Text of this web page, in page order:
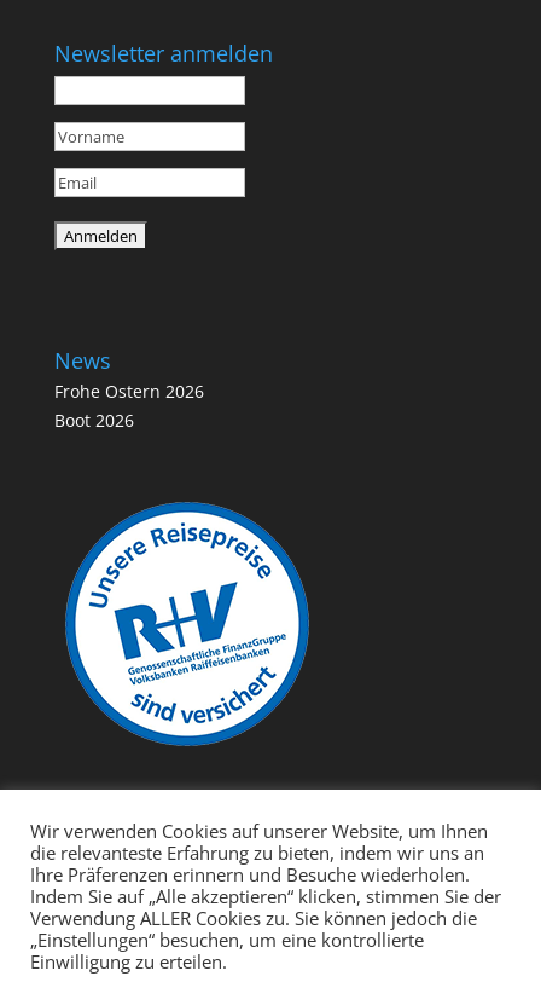
Newsletter anmelden
News
Frohe Ostern 2026
Boot 2026
Cebu Bohol Negros Leyte
Malapascua
Cabilao – Polaris Beach and Dive Resort
Mindoro
Wir verwenden Cookies auf unserer Website, um Ihnen
die relevanteste Erfahrung zu bieten, indem wir uns an
Ihre Präferenzen erinnern und Besuche wiederholen.
Indem Sie auf „Alle akzeptieren“ klicken, stimmen Sie der
Verwendung ALLER Cookies zu. Sie können jedoch die
„Einstellungen“ besuchen, um eine kontrollierte
Einwilligung zu erteilen.